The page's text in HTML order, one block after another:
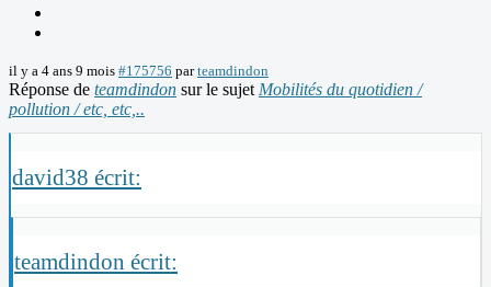
il y a 4 ans 9 mois #175756 parteamdindon
Réponse de teamdindon sur le sujet Mobilités du quotidien /
pollution / etc, etc,..
david38 écrit:
teamdindon écrit: